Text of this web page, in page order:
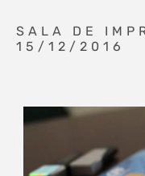
SALA DE
15/12/2016